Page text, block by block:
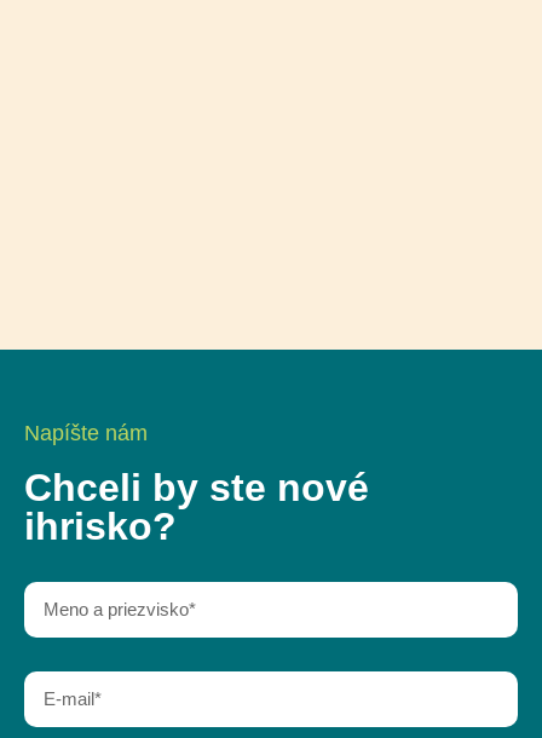
Napíšte nám
Chceli by ste nové
ihrisko?